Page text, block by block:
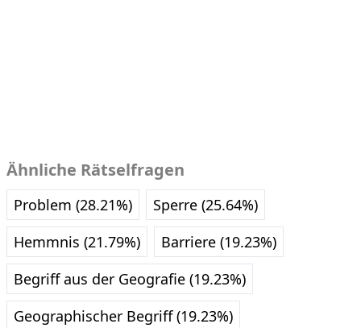
Ähnliche Rätselfragen
Problem (28.21%)
Sperre (25.64%)
Hemmnis (21.79%)
Barriere (19.23%)
Begriff aus der Geografie (19.23%)
Geographischer Begriff (19.23%)